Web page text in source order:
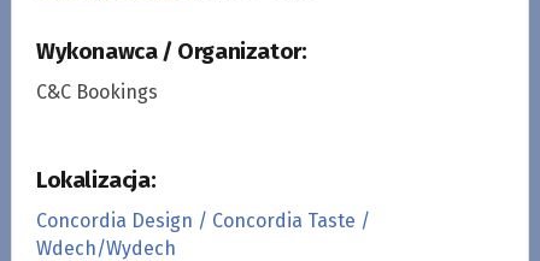
Wykonawca / Organizator:
C&C Bookings
Lokalizacja:
Concordia Design / Concordia Taste /
Wdech/Wydech